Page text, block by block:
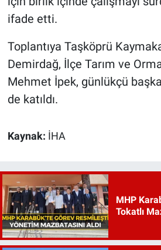
ifade etti.
Toplantıya Taşköprü
Demirdağ, İlçe Tarım ve
Mehmet İpek, günlükçü
de katıldı.
Kaynak: İHA
MHP
Tokatlı